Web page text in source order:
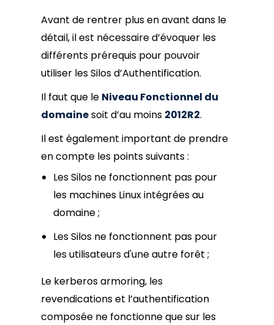
Avant de rentrer plus en avant dans le
détail, il est nécessaire d’évoquer les
différents prérequis pour pouvoir
utiliser les Silos d’Authentification.
Il faut que le Niveau Fonctionnel du
domainesoit d’au moins 2012R2.
Il est également important de prendre
en compte les points suivants :
Les Silos ne fonctionnent pas pour
les machines Linux intégrées au
domaine ;
Les Silos ne fonctionnent pas pour
les utilisateurs d'une autre forêt ;
Le kerberos armoring, les
revendications et l’authentification
composée ne fonctionne que sur les